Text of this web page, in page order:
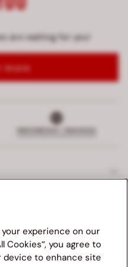
website Bata
are waiting for you!
more
INDONESIA | BAHASA
experience on our
Cookies”, you agree to
to enhance site